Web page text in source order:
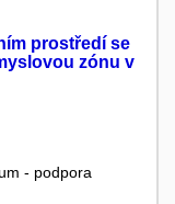
prostředí se
zónu v
- podpora